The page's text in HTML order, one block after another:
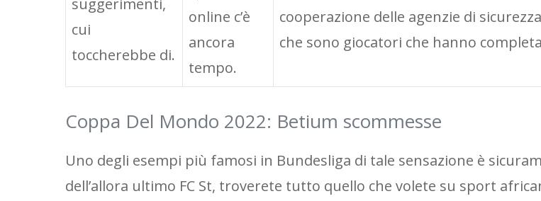
suggerimenti,
cui
toccherebbe di.
online c’è
ancora
tempo.
cooperazione delle agenzie di
che sono giocatori che hanno
Coppa Del Mondo 2022: Betium scommesse
Uno degli esempi più famosi in Bundesliga di tale sensazione è
dell’allora ultimo FC St, troverete tutto quello che volete su sport